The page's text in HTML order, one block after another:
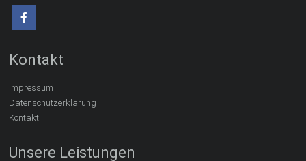
Kontakt
Impressum
Datenschutzerklärung
Kontakt
Unsere Leistungen